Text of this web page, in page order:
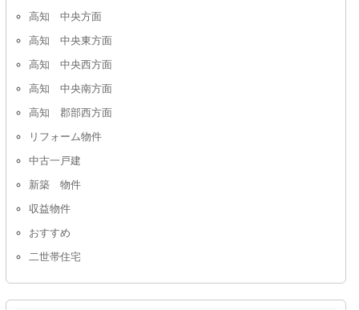
高知 中央方面
高知 中央東方面
高知 中央西方面
高知 中央南方面
高知 郡部西方面
リフォーム物件
中古一戸建
新築 物件
収益物件
おすすめ
二世帯住宅